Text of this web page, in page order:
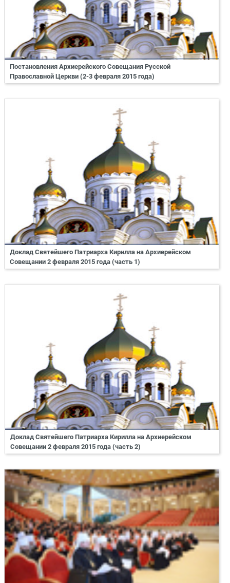
Постановления Архиерейского Совещания Русской
Православной Церкви (2-3 февраля 2015 года)
Доклад Святейшего Патриарха Кирилла на Архиерейском
Совещании 2 февраля 2015 года (часть 1)
Доклад Святейшего Патриарха Кирилла на Архиерейском
Совещании 2 февраля 2015 года (часть 2)